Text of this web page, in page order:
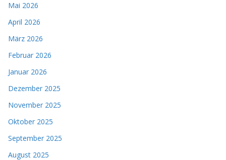
Mai 2026
April 2026
März 2026
Februar 2026
Januar 2026
Dezember 2025
November 2025
Oktober 2025
September 2025
August 2025